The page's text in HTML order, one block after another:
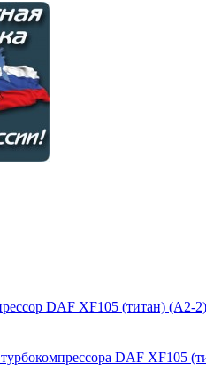
DAF XF105 (титан) (А2-2)
DAF XF105